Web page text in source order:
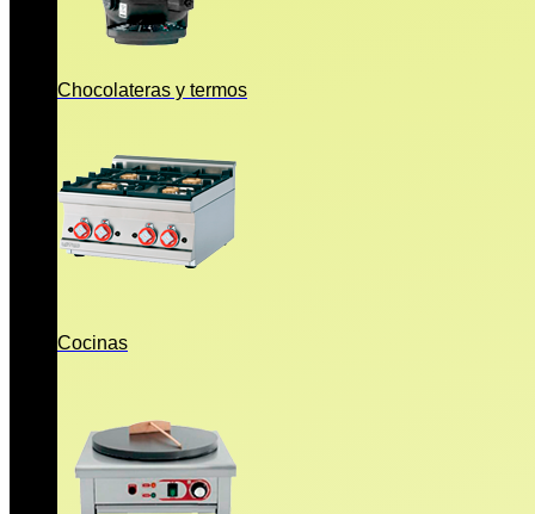
Chocolateras y termos
Cocinas